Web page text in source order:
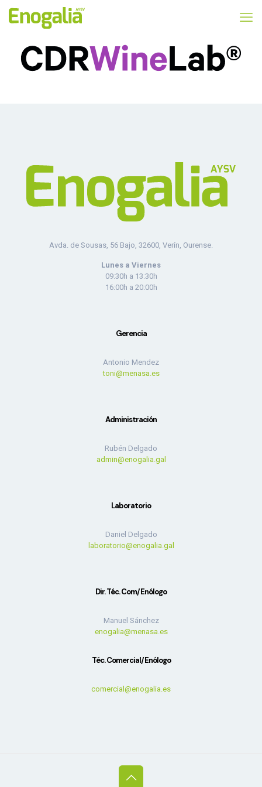
Avda. de Sousas, 56 Bajo, 32600, Verín, Ourense.
Lunes a Viernes
09:30h a 13:30h
16:00h a 20:00h
Gerencia
Antonio Mendez
toni@menasa.es
Administración
Rubén Delgado
admin@enogalia.gal
Laboratorio
Daniel Delgado
laboratorio@enogalia.gal
Dir. Téc. Com/Enólogo
Manuel Sánchez
enogalia@menasa.es
Téc. Comercial/Enólogo
comercial@enogalia.es